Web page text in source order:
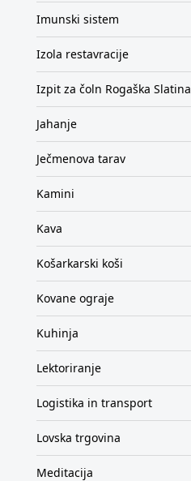
Imunski sistem
Izola restavracije
Izpit za čoln Rogaška Slatina
Jahanje
Ječmenova tarav
Kamini
Kava
Košarkarski koši
Kovane ograje
Kuhinja
Lektoriranje
Logistika in transport
Lovska trgovina
Meditacija